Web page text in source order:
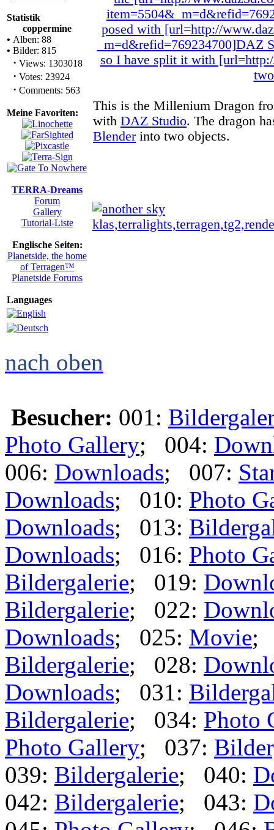
Statistik
coppermine
• Alben: 88
• Bilder: 815
· Views: 1303018
· Votes: 23924
· Comments: 563
Meine Favoriten:
TERRA-Dreams
Forum
Gallery
Tutorial-Liste
Englische Seiten:
Planetside, the home
of Terragen™
Planetside Forums
Languages
This is the Millenium Dragon
with DAZ Studio. The dragon
Blenderinto two objects.
nach oben
Besucher: 001:
Photo Gallery; 004:
006: Downloads; 007:
Downloads; 010: Photo
Downloads; 013:
Downloads; 016: Photo
Bildergalerie; 019:
Bildergalerie; 022:
Downloads; 025: Movie;
Bildergalerie; 028:
Downloads; 031:
Bildergalerie; 034: Photo
Photo Gallery; 037:
039: Bildergalerie; 040:
042: Bildergalerie; 043: